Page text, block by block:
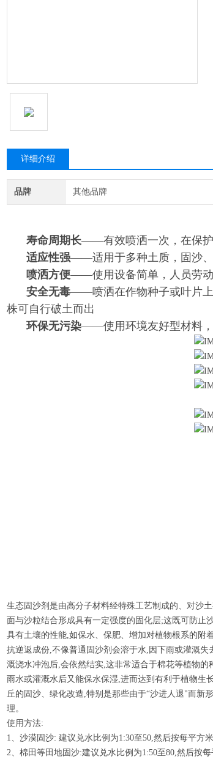
详细介绍
品牌 其他品牌
寿命周期长——有效喷洒一次，在保护
适应性强——适用于多种土质，固沙、
喷洒方便——使用设备简单，人员劳动
安全无毒——喷洒在作物种子或叶片上
株可自行破土而出
环保无污染——使用环境友好型材料，
生态固沙剂是由高分子材料经特殊工艺制成的、对沙
面与沙粒结合形成具有一定强度的固化层;这既可防止
具有土壤的性能,如保水、保肥、增加对植物根系的附
抗逆返成份,不像普通固沙剂会溶于水,因下雨或灌溉
溉浇水冲泡后,会依然结实,这非常适合于棉花等植物
雨水或灌溉水后又能保水保湿,进而达到有利于植物生
丘的固沙、绿化改造,特别是那些由于“沙进人退"而新
理。
使用方法:
1、沙漠固沙: 建议兑水比例为1:30至50,然后按每平方
2、棉田等田地固沙:建议兑水比例为1:50至80,然后按